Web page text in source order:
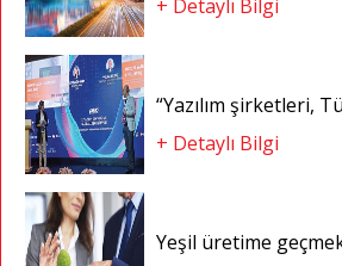
+ Detaylı Bilgi
“Yazılım şirketleri,
+ Detaylı Bilgi
Yeşil üretime